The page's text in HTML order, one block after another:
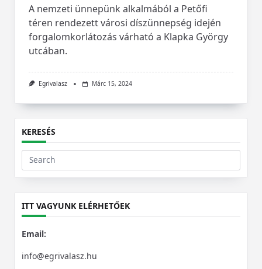
A nemzeti ünnepünk alkalmából a Petőfi
téren rendezett városi díszünnepség idején
forgalomkorlátozás várható a Klapka György
utcában.
Egrivalasz Márc 15, 2024
KERESÉS
Search
for:
ITT VAGYUNK ELÉRHETŐEK
Email:
info@egrivalasz.hu